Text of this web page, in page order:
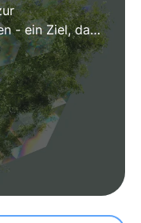
- ein Ziel, das
diesem Artikel
die zur
der
gemacht